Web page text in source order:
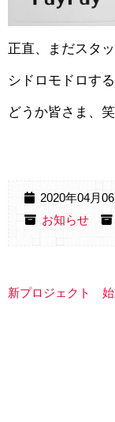
正直、まだスタ
シドロモドロす
どうか皆さま、
2020年04月
お知らせ
新プロジェクト 始